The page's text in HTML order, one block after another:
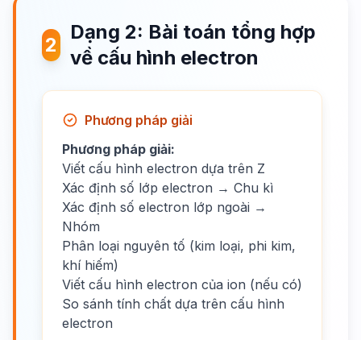
2
Dạng 2: Bài toán tổng hợp
về cấu hình electron
Phương pháp giải
Phương pháp giải:
Viết cấu hình electron dựa trên Z
Xác định số lớp electron → Chu kì
Xác định số electron lớp ngoài →
Nhóm
Phân loại nguyên tố (kim loại, phi kim,
khí hiếm)
Viết cấu hình electron của ion (nếu có)
So sánh tính chất dựa trên cấu hình
electron